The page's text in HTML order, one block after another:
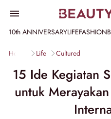
10th ANNIVERSARYLIFEFASHION
Home Life Cultured
15 Ide Kegiatan
untuk